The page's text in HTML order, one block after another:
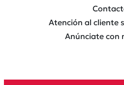
Atención al cliente
Anúnciate con